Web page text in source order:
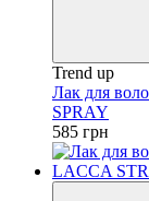
Trend up
Лак для
SPRAY
585 грн